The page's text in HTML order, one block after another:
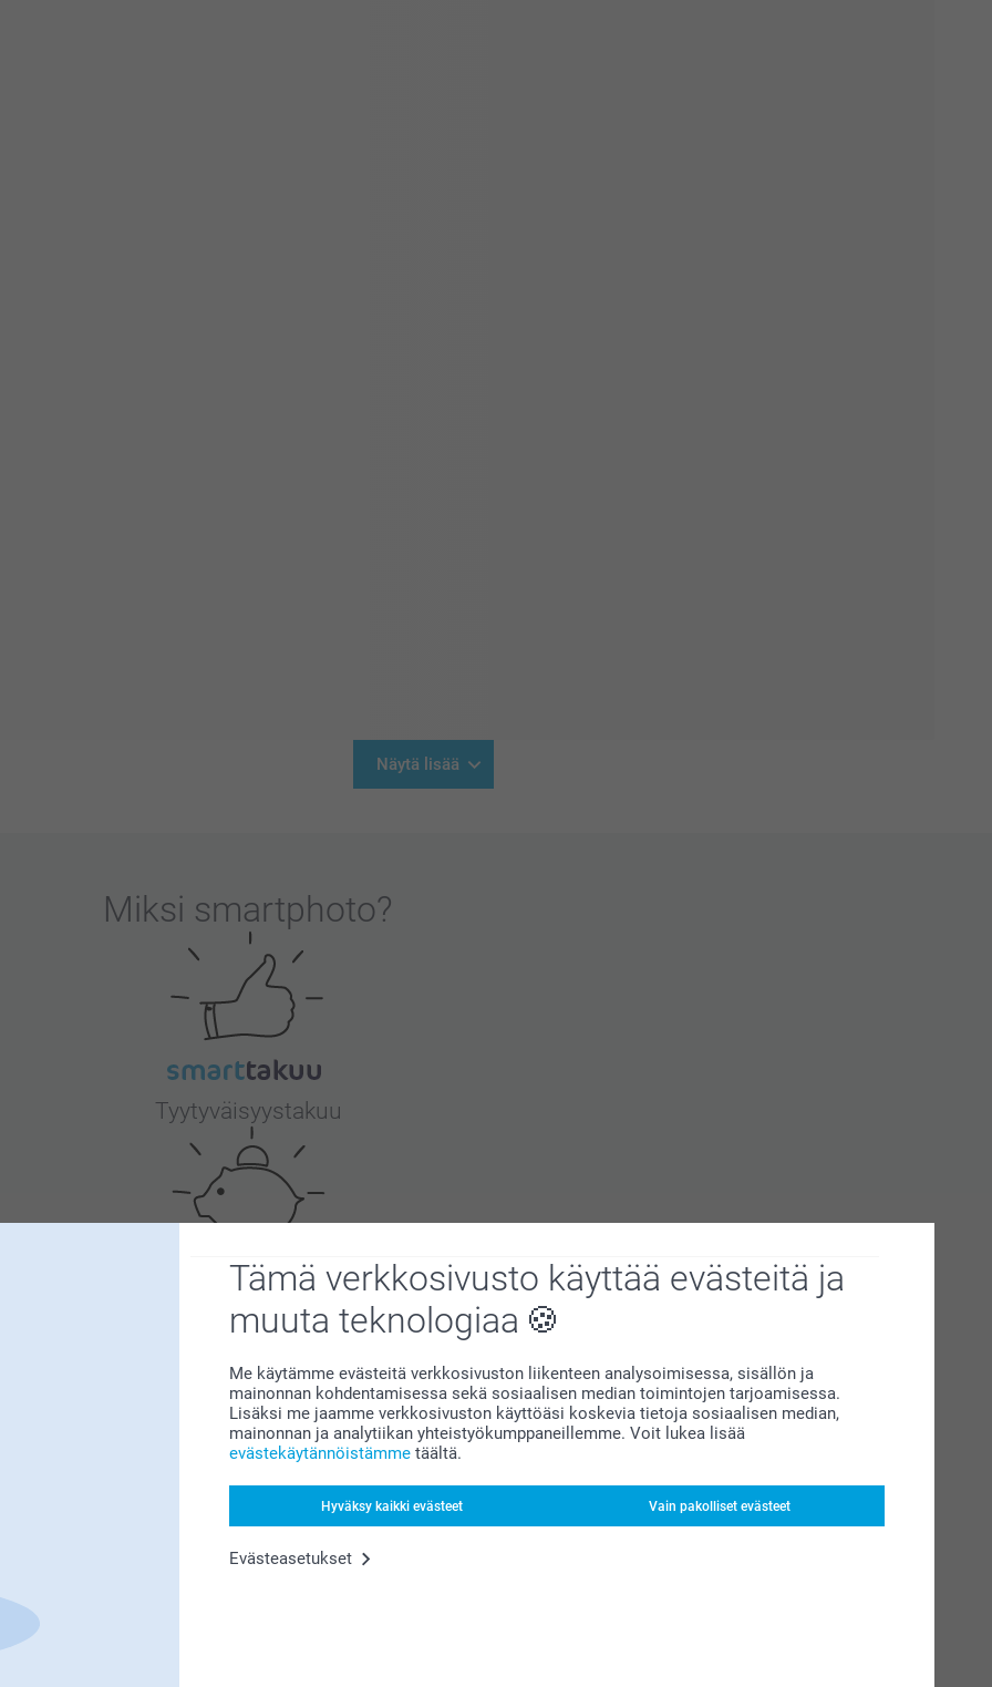
Tämä verkkosivusto käyttää evästeitä ja
muuta teknologiaa
Me käytämme evästeitä verkkosivuston liikenteen analysoimisessa, sisällön ja
mainonnan kohdentamisessa sekä sosiaalisen median toimintojen tarjoamisessa.
Lisäksi me jaamme verkkosivuston käyttöäsi koskevia tietoja sosiaalisen median,
mainonnan ja analytiikan yhteistyökumppaneillemme. Voit lukea lisää
evästekäytännöistämme täältä.
Hyväksy kaikki evästeet Vain pakolliset evästeet
Evästeasetukset
Näytä lisää
Miksi smartphoto?
Tyytyväisyystakuu
Bonusta kaikista tilauksista
Etsitkö inspiraatiota?